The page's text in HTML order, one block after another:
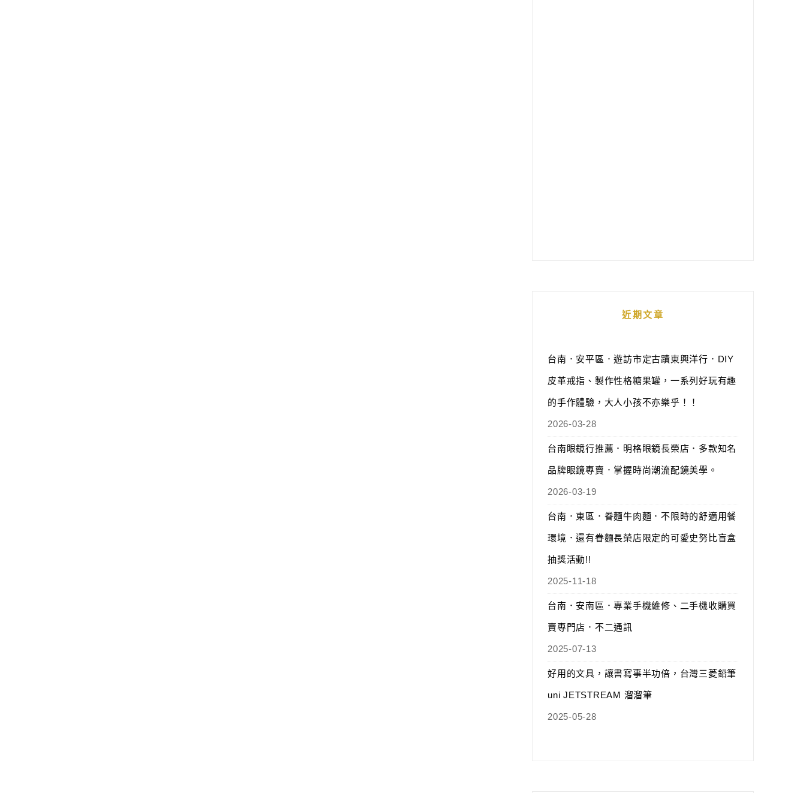
近期文章
台南．安平區．遊訪市定古蹟東興洋行．DIY
皮革戒指、製作性格糖果罐，一系列好玩有趣
的手作體驗，大人小孩不亦樂乎！！
2026-03-28
台南眼鏡行推薦．明格眼鏡長榮店．多款知名
品牌眼鏡專賣．掌握時尚潮流配鏡美學。
2026-03-19
台南．東區．眷麵牛肉麵．不限時的舒適用餐
環境．還有眷麵長榮店限定的可愛史努比盲盒
抽獎活動!!
2025-11-18
台南．安南區．專業手機維修、二手機收購買
賣專門店．不二通訊
2025-07-13
好用的文具，讓書寫事半功倍，台灣三菱鉛筆
uni JETSTREAM 溜溜筆
2025-05-28